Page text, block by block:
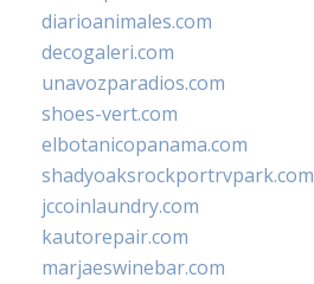
diarioanimales.com
decogaleri.com
unavozparadios.com
shoes-vert.com
elbotanicopanama.com
shadyoaksrockportrvpark.com
jccoinlaundry.com
kautorepair.com
marjaeswinebar.com